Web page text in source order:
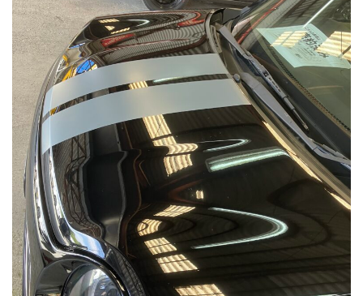
公式SNS